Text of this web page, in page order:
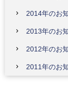
2014年のお
2013年のお
2012年のお
2011年のお